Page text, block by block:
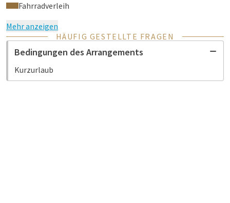
Fahrradverleih
Mehr anzeigen
HÄUFIG GESTELLTE FRAGEN
Bedingungen des Arrangements
Kurzurlaub